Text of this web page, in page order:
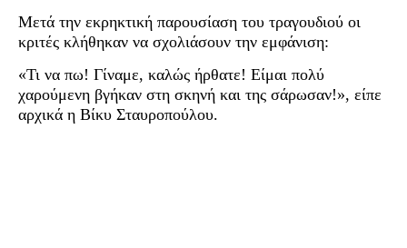
Μετά την εκρηκτική παρουσίαση του τραγουδιού οι
κριτές κλήθηκαν να σχολιάσουν την εμφάνιση:
«Τι να πω! Γίναμε, καλώς ήρθατε! Είμαι πολύ
χαρούμενη βγήκαν στη σκηνή και της σάρωσαν!», είπε
αρχικά η Βίκυ Σταυροπούλου.